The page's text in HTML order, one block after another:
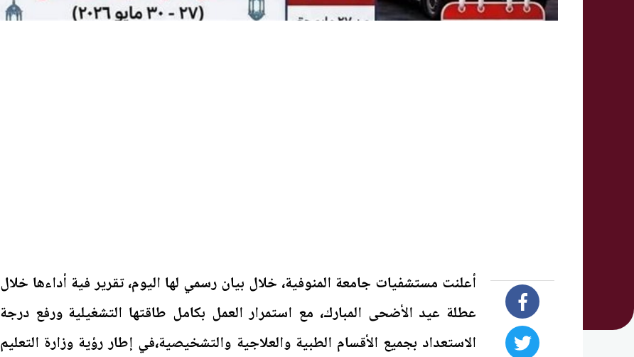
أعلنت مستشفيات جامعة المنوفية، خلال بيان رسمي لها اليوم، تقرير فية أداءها خلال
عطلة عيد الأضحى المبارك، مع استمرار العمل بكامل طاقتها التشغيلية ورفع درجة
الاستعداد بجميع الأقسام الطبية والعلاجية والتشخيصية،في إطار رؤية وزارة التعليم